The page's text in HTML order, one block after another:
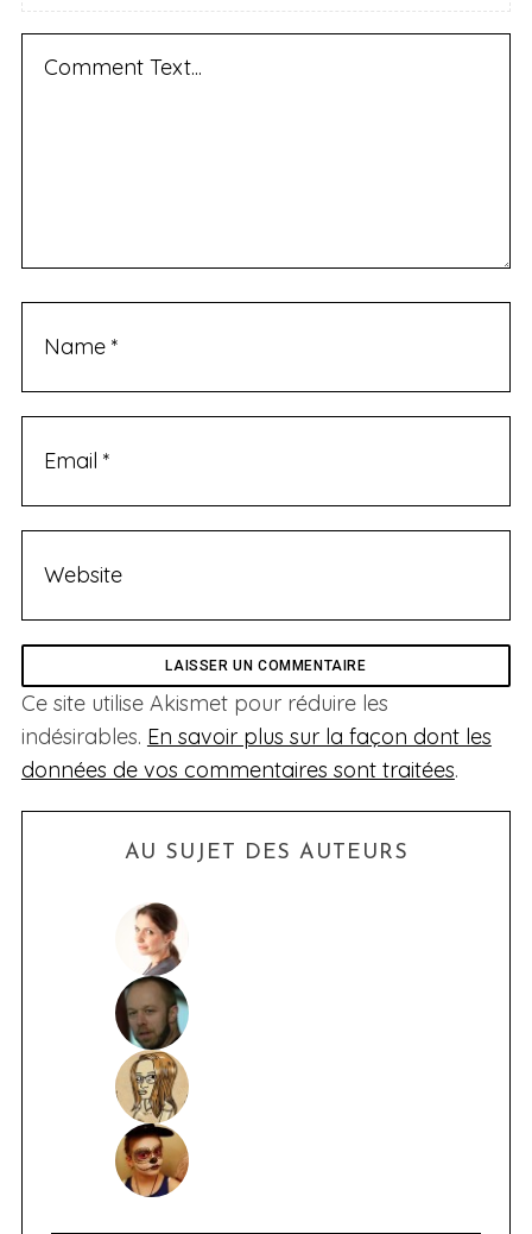
Ce site utilise Akismet pour réduire les
indésirables. En savoir plus sur la façon dont les
données de vos commentaires sont traitées.
AU SUJET DES AUTEURS
h
o